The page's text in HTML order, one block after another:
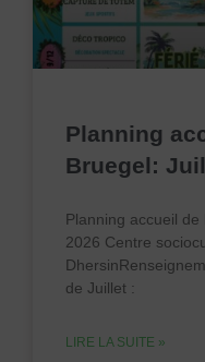
Planning
Bruegel:
Planning accueil
2026 Centre
de Juillet :
LIRE LA SUITE »